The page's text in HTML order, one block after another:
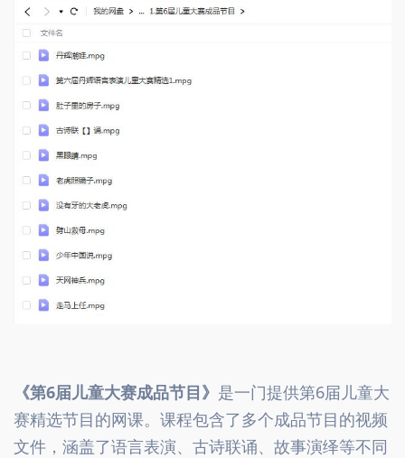
《第6届儿童大赛成品节目》 是一门提供第6届儿童大
赛精选节目的网课。课程包含了多个成品节目的视频
文件，涵盖了语言表演、古诗联诵、故事演绎等不同